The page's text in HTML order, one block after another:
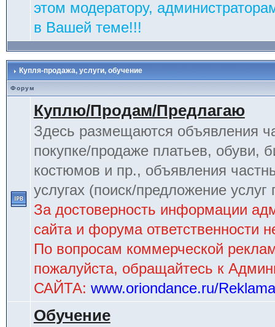
этом модератору,
в Вашей теме!!!
Купля-продажа, услуги, обучение
Форум
Куплю/Продам/Предлагаю
Здесь размещаются объявления
покупке/продаже платьев, обуви,
костюмов и пр., объявления
услугах (поиск/предложение
За достоверность информации
сайта и форума ответственности
По вопросам коммерческой
пожалуйста, обращайтесь к
САЙТА: www.oriondance.ru/Reklama
Обучение